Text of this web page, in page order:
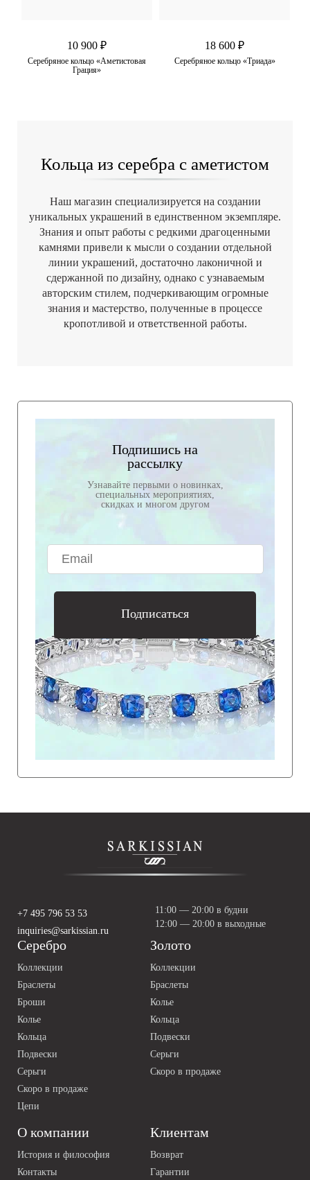
10 900 ₽
Серебряное кольцо «Аметистовая
Грация»
18 600 ₽
Серебряное кольцо «Триада»
Кольца из серебра с аметистом
Наш магазин специализируется на создании
уникальных украшений в единственном экземпляре.
Знания и опыт работы с редкими драгоценными
камнями привели к мысли о создании отдельной
линии украшений, достаточно лаконичной и
сдержанной по дизайну, однако с узнаваемым
авторским стилем, подчеркивающим огромные
знания и мастерство, полученные в процессе
кропотливой и ответственной работы.
Подпишись на
рассылку
Узнавайте первыми о новинках,
специальных мероприятиях,
скидках и многом другом
Подписаться
О компании
История и философия
Контакты
Клиентам
Возврат
Гарантии
Серебро
Коллекции
Браслеты
Броши
Колье
Кольца
Подвески
Серьги
Скоро в продаже
Цепи
Золото
Коллекции
Браслеты
Колье
Кольца
Подвески
Серьги
Скоро в продаже
+7 495 796 53 53
inquiries@sarkissian.ru
11:00 — 20:00 в будни
12:00 — 20:00 в выходные